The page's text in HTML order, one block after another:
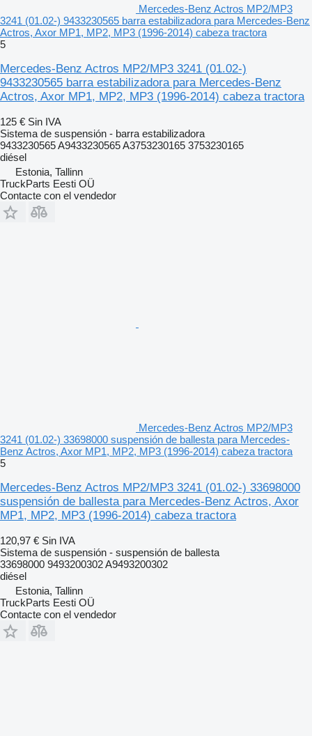
Mercedes-Benz Actros MP2/MP3
3241 (01.02-) 9433230565 barra estabilizadora para Mercedes-Benz
Actros, Axor MP1, MP2, MP3 (1996-2014) cabeza tractora
5
Mercedes-Benz Actros MP2/MP3 3241 (01.02-)
9433230565 barra estabilizadora para Mercedes-Benz
Actros, Axor MP1, MP2, MP3 (1996-2014) cabeza tractora
125 € Sin IVA
Sistema de suspensión - barra estabilizadora
9433230565 A9433230565 A3753230165 3753230165
diésel
Estonia, Tallinn
TruckParts Eesti OÜ
Contacte con el vendedor
Mercedes-Benz Actros MP2/MP3
3241 (01.02-) 33698000 suspensión de ballesta para Mercedes-
Benz Actros, Axor MP1, MP2, MP3 (1996-2014) cabeza tractora
5
Mercedes-Benz Actros MP2/MP3 3241 (01.02-) 33698000
suspensión de ballesta para Mercedes-Benz Actros, Axor
MP1, MP2, MP3 (1996-2014) cabeza tractora
120,97 € Sin IVA
Sistema de suspensión - suspensión de ballesta
33698000 9493200302 A9493200302
diésel
Estonia, Tallinn
TruckParts Eesti OÜ
Contacte con el vendedor